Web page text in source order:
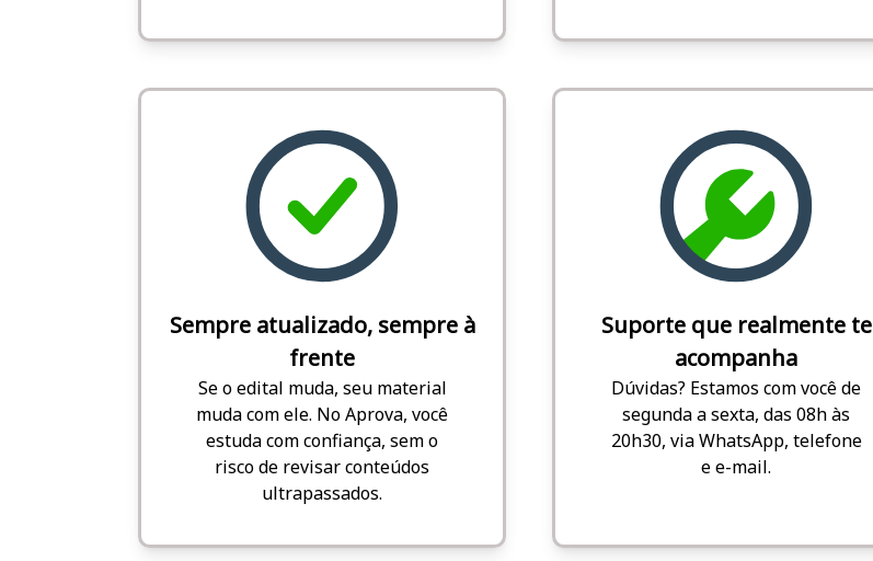
Sempre atualizado, sempre à
frente
Se o edital muda, seu material
muda com ele. No Aprova, você
estuda com confiança, sem o
risco de revisar conteúdos
ultrapassados.
Suporte que realmente te
acompanha
Dúvidas? Estamos com você de
segunda a sexta, das 08h às
20h30, via WhatsApp, telefone
e e-mail.